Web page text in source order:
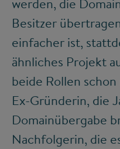
werden, die
Besitzer
einfacher ist,
ähnliches Projekt
beide Rollen
Ex-Gründerin, die
Domainübergabe
Nachfolgerin, die